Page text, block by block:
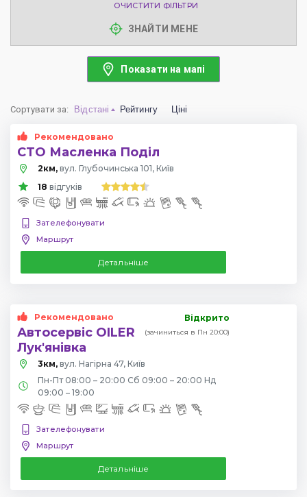
ОЧИСТИТИ ФІЛЬТРИ
ЗНАЙТИ МЕНЕ
Показати на мапі
Сортувати за: Відстані Рейтингу Ціні
Рекомендовано
СТО Масленка Поділ
2км, вул. Глубочинська 101, Київ
18 відгуків
Зателефонувати
Маршрут
Детальніше
Рекомендовано
Автосервіс OILER
Лук'янівка
Відкрито
(зачиниться в Пн 20:00)
3км, вул. Нагірна 47, Київ
Пн-Пт 08:00 – 20:00 Сб 09:00 – 20:00 Нд
09:00 – 19:00
Зателефонувати
Маршрут
Детальніше